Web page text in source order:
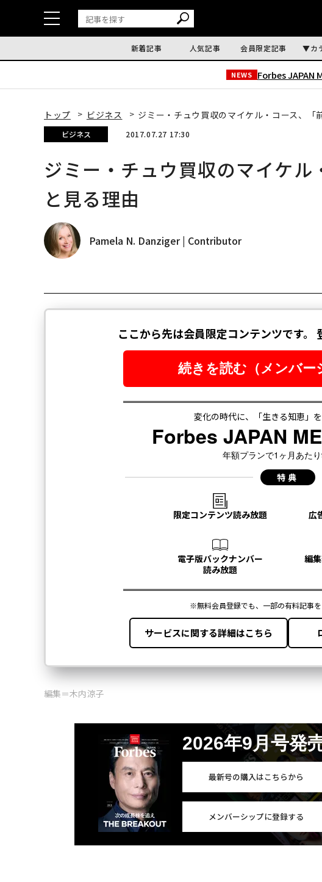
新着記事 人気記事 会員限定記事 カ
NEWS Forbes JAPAN
トップ ビジネス ジミー・チュウ買収のマイケル・コース、「
ビジネス 2017.07.27 17:30
ジミー・チュウ買収のマイケル
と見る理由
Pamela N. Danziger | Contributor
編集＝木内涼子
2026年9月号発
最新号の購入はこちらから
メンバーシップに登録する